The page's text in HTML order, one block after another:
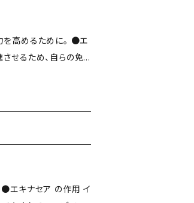
方
加いたしません。 ◎農
めるために。 ●エ
せるため、自らの免
しております。